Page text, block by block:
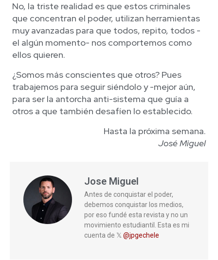
No, la triste realidad es que estos criminales
que concentran el poder, utilizan herramientas
muy avanzadas para que todos, repito, todos -
el algún momento- nos comportemos como
ellos quieren.
¿Somos más conscientes que otros? Pues
trabajemos para seguir siéndolo y -mejor aún,
para ser la antorcha anti-sistema que guía a
otros a que también desafíen lo establecido.
Hasta la próxima semana.
José Miguel
Jose Miguel
Antes de conquistar el poder,
debemos conquistar los medios,
por eso fundé esta revista y no un
movimiento estudiantil. Esta es mi
cuenta de 𝕏 @jpgechele